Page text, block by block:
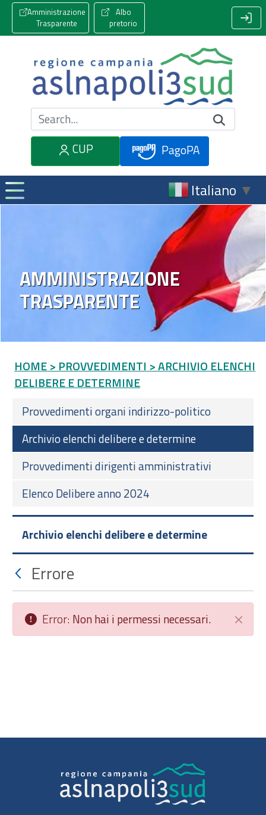
Amministrazione
Trasparente
Albo
pretorio
Cerca nel sito
CUP
PagoPA
Italiano ▼
AMMINISTRAZIONE
TRASPARENTE
HOME > PROVVEDIMENTI > ARCHIVIO ELENCHI
DELIBERE E DETERMINE
Provvedimenti organi indirizzo-politico
Archivio elenchi delibere e determine
Provvedimenti dirigenti amministrativi
Elenco Delibere anno 2024
Archivio elenchi delibere e determine
Errore
Chiudi
Error: Non hai i permessi necessari.